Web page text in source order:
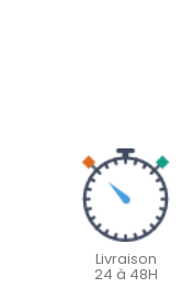
Livraison
24 à 48H